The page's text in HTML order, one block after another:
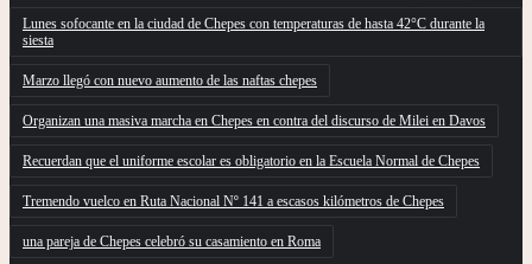
Lunes sofocante en la ciudad de Chepes con temperaturas de hasta 42°C durante la
siesta
Marzo llegó con nuevo aumento de las naftas chepes
Organizan una masiva marcha en Chepes en contra del discurso de Milei en Davos
Recuerdan que el uniforme escolar es obligatorio en la Escuela Normal de Chepes
Tremendo vuelco en Ruta Nacional Nº 141 a escasos kilómetros de Chepes
una pareja de Chepes celebró su casamiento en Roma